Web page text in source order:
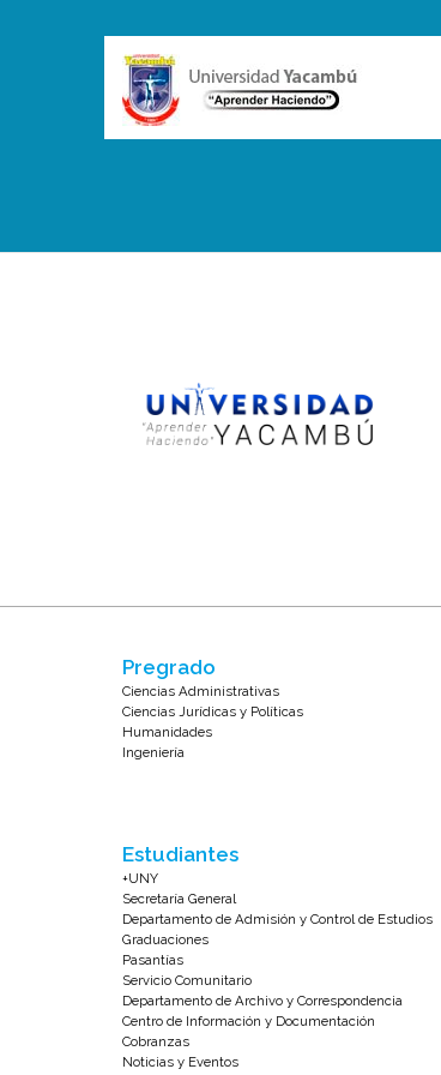
Pregrado
Ciencias Administrativas
Ciencias Jurídicas y Políticas
Humanidades
Ingeniería
Estudiantes
+UNY
Secretaría General
Departamento de Admisión y Control de Estudios
Graduaciones
Pasantías
Servicio Comunitario
Departamento de Archivo y Correspondencia
Centro de Información y Documentación
Cobranzas
Noticias y Eventos